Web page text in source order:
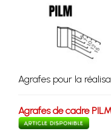
Agrafes pour la
Agrafes de cadre